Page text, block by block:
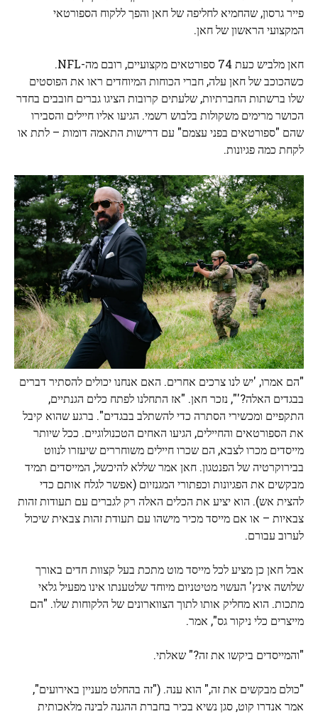
פייר גרסון, שהחמיא לחליפה של חאן והפך ללקוח הספורטאי
המקצועי הראשון של חאן.
חאן מלביש כעת 74 ספורטאים מקצועיים, רובם מה-NFL.
כשהכוכב של חאן עלה, חברי הכוחות המיוחדים ראו את הפוסטים
שלו ברשתות החברתיות, שלעתים קרובות הציגו גברים חובבים בחדר
הכושר מרימים משקולות בלבוש רשמי. הגיעו אליו חיילים והסבירו
שהם "ספורטאים בפני עצמם" עם דרישות התאמה דומות – לתת או
לקחת כמה פגיונות.
"הם אמרו, 'יש לנו צרכים אחרים. האם אנחנו יכולים להסתיר דברים
בבגדים האלה?'", נזכר חאן. "אז התחלנו לפתח כלים הגנתיים,
התקפיים ומכשירי הסתרה כדי להשתלב בבגדים". ברגע שהוא קיבל
את הספורטאים והחיילים, הגיעו האחים הטכנולוגיים. ככל שיותר
מייסדים מכרו לצבא, הם שכרו חיילים משוחררים שיעזרו לנווט
בבירוקרטיה של הפנטגון. חאן אמר שללא להיכשל, המייסדים תמיד
מבקשים את הפגיונות וכפתורי המגנזיום (אפשר לגלח אותם כדי
להצית אש). הוא יציע את הכלים האלה רק לגברים עם תעודות זהות
צבאיות – או אם מייסד מכיר מישהו עם תעודת זהות צבאית שיכול
לערוב עבורם.
אבל חאן כן מציע לכל מייסד מוט מתכת בעל קצוות חדים באורך
שלושה אינץ' העשוי מטיטניום מיוחד שלטענתו אינו מפעיל גלאי
מתכות. הוא מחליק אותו לתוך הצווארונים של הלקוחות שלו. "הם
מייצרים כלי ניקור גס", אמר.
"והמייסדים ביקשו את זה?" שאלתי.
"כולם מבקשים את זה," הוא ענה. ("זה בהחלט מעניין באירועים",
אמר אנדרו קוט, סגן נשיא בכיר בחברת ההגנה לבינה מלאכותית